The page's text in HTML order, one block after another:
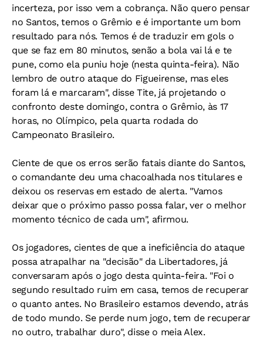
incerteza, por isso vem a cobrança. Não quero pensar
no Santos, temos o Grêmio e é importante um bom
resultado para nós. Temos é de traduzir em gols o
que se faz em 80 minutos, senão a bola vai lá e te
pune, como ela puniu hoje (nesta quinta-feira). Não
lembro de outro ataque do Figueirense, mas eles
foram lá e marcaram", disse Tite, já projetando o
confronto deste domingo, contra o Grêmio, às 17
horas, no Olímpico, pela quarta rodada do
Campeonato Brasileiro.
Ciente de que os erros serão fatais diante do Santos,
o comandante deu uma chacoalhada nos titulares e
deixou os reservas em estado de alerta. "Vamos
deixar que o próximo passo possa falar, ver o melhor
momento técnico de cada um", afirmou.
Os jogadores, cientes de que a ineficiência do ataque
possa atrapalhar na "decisão" da Libertadores, já
conversaram após o jogo desta quinta-feira. "Foi o
segundo resultado ruim em casa, temos de recuperar
o quanto antes. No Brasileiro estamos devendo, atrás
de todo mundo. Se perde num jogo, tem de recuperar
no outro, trabalhar duro", disse o meia Alex.